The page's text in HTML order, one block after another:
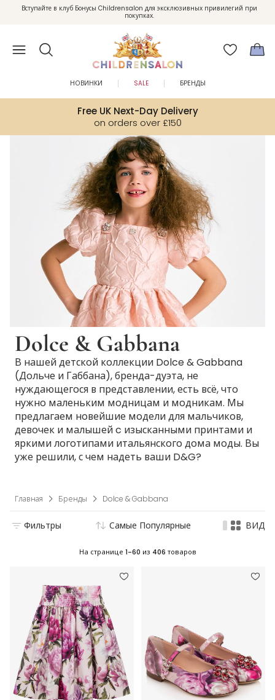
Enjoy 10% off your first order as a little welcome gift. Sign up here.
Вступайте в клуб Бонусы Childrensalon для эксклюзивных привилегий при
покупках.
Free UK Next-Day Delivery
on orders over £150
НОВИНКИ SALE БРЕНДЫ
Dolce & Gabbana
В нашей детской коллекции Dolce & Gabbana
(Дольче и Габбана), бренда-дуэта, не
нуждающегося в представлении, есть всё, что
нужно маленьким модницам и модникам. Мы
предлагаем новейшие модели для мальчиков,
девочек и малышей c изысканными принтами и
яркими логотипами итальянского дома моды. Вы
уже решили, с чем надеть ваши D&G?
Главная Бренды Dolce & Gabbana
Фильтры Самые Популярные ВИД
На странице 1-60 из 406 товаров